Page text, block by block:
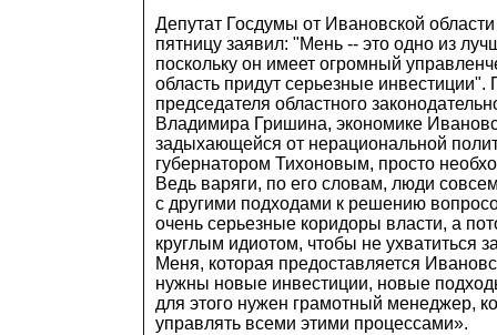
Депутат Госдумы от Ивановской
пятницу заявил: "Мень -- это одно из
поскольку он имеет огромный
область придут серьезные
председателя областного
Владимира Гришина, экономике
задыхающейся от нерациональной
губернатором Тихоновым, просто
Ведь варяги, по его словам, люди
с другими подходами к решению
очень серьезные коридоры власти, а
круглым идиотом, чтобы не ухватиться
Меня, которая предоставляется
нужны новые инвестиции, новые
для этого нужен грамотный менеджер,
управлять всеми этими процессами».